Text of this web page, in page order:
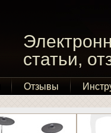
статьи,
Отзывы